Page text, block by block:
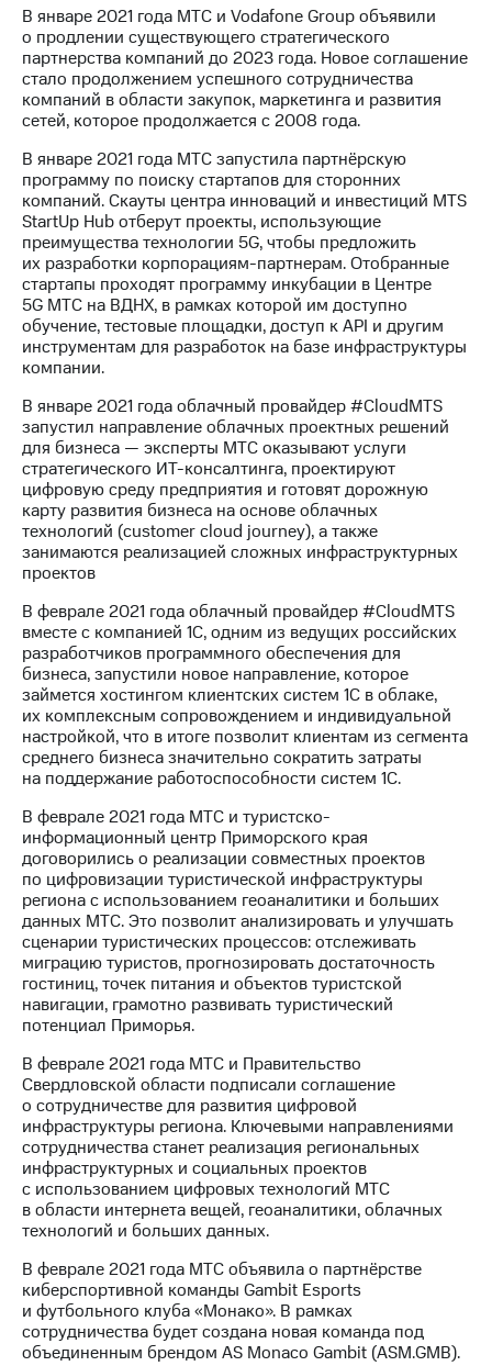
Финансовая
отчетность
Контакты
Новости
в
регионе
и акционерам
Корпоративное
управление
Корпоративный
секретарь
Раскрытие
информации
акционерам
Документы
ПАО
"МТС"
Собрания
акционеров
Личный
кабинет
акционера
капитал
Контроль
и
аудит
Рынок
акций
Описание
Программа
Порядок
выкупа
акций
Дивиденды
Рынок
облигаций
Описание
Еврооблигации-2023
Уведомление
о
погашении
именных
облигаций
Другое
Регистратор
Реквизиты
Контакты
развитие
деловая этика
На главную
В январе 2021 года МТС и Vodafone Group объявили
о продлении существующего стратегического
партнерства компаний до 2023 года. Новое соглашение
стало продолжением успешного сотрудничества
компаний в области закупок, маркетинга и развития
сетей, которое продолжается с 2008 года.
В январе 2021 года МТС запустила партнёрскую
программу по поиску стартапов для сторонних
компаний. Скауты центра инноваций и инвестиций MTS
StartUp Hub отберут проекты, использующие
преимущества технологии 5G, чтобы предложить
их разработки корпорациям-партнерам. Отобранные
стартапы проходят программу инкубации в Центре
5G МТС на ВДНХ, в рамках которой им доступно
обучение, тестовые площадки, доступ к API и другим
инструментам для разработок на базе инфраструктуры
компании.
В январе 2021 года облачный провайдер #CloudMTS
запустил направление облачных проектных решений
для бизнеса — эксперты МТС оказывают услуги
стратегического ИТ-консалтинга, проектируют
цифровую среду предприятия и готовят дорожную
карту развития бизнеса на основе облачных
технологий (customer cloud journey), а также
занимаются реализацией сложных инфраструктурных
проектов
В феврале 2021 года облачный провайдер #CloudMTS
вместе с компанией 1С, одним из ведущих российских
разработчиков программного обеспечения для
бизнеса, запустили новое направление, которое
займется хостингом клиентских систем 1С в облаке,
их комплексным сопровождением и индивидуальной
настройкой, что в итоге позволит клиентам из сегмента
среднего бизнеса значительно сократить затраты
на поддержание работоспособности систем 1С.
В феврале 2021 года МТС и туристско-
информационный центр Приморского края
договорились о реализации совместных проектов
по цифровизации туристической инфраструктуры
региона с использованием геоаналитики и больших
данных МТС. Это позволит анализировать и улучшать
сценарии туристических процессов: отслеживать
миграцию туристов, прогнозировать достаточность
гостиниц, точек питания и объектов туристской
навигации, грамотно развивать туристический
потенциал Приморья.
В феврале 2021 года МТС и Правительство
Свердловской области подписали соглашение
о сотрудничестве для развития цифровой
инфраструктуры региона. Ключевыми направлениями
сотрудничества станет реализация региональных
инфраструктурных и социальных проектов
с использованием цифровых технологий МТС
в области интернета вещей, геоаналитики, облачных
технологий и больших данных.
В феврале 2021 года МТС объявила о партнёрстве
киберспортивной команды Gambit Esports
и футбольного клуба «Монако». В рамках
сотрудничества будет создана новая команда под
объединенным брендом AS Monaco Gambit (ASM.GMB).